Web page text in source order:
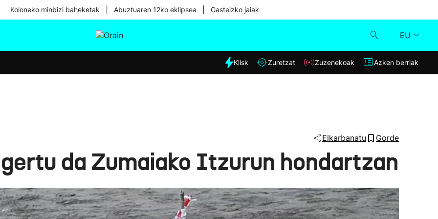
Koloneko minbizi baheketak Abuztuaren 12ko eklipsea Gasteizko jaiak
EU
Eguraldia
Klisk
Azken berriak
Klisk Zuretzat Zuzenekoak Azken berriak
Elkarbanatu Gorde
da Zumaiako Itzurun hondartzan